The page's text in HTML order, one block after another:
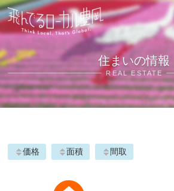
住まいの情報
REAL ESTATE
価格 面積 間取